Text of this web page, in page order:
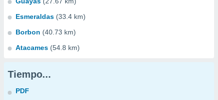
Esmeraldas (33.4 km)
Borbon (40.73 km)
Atacames (54.8 km)
Tiempo...
PDF